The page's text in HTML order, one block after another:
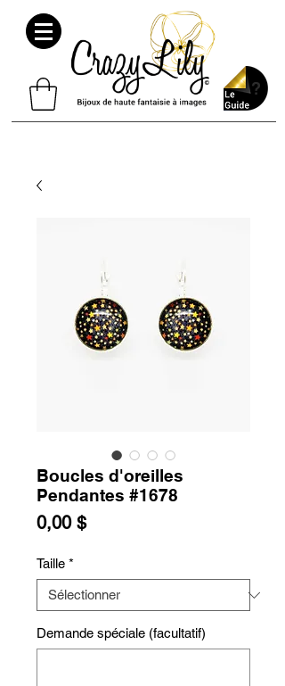
Boucles d'oreilles
Pendantes #1678
0,00 $Prix
Taille *
Demande spéciale (facultatif)